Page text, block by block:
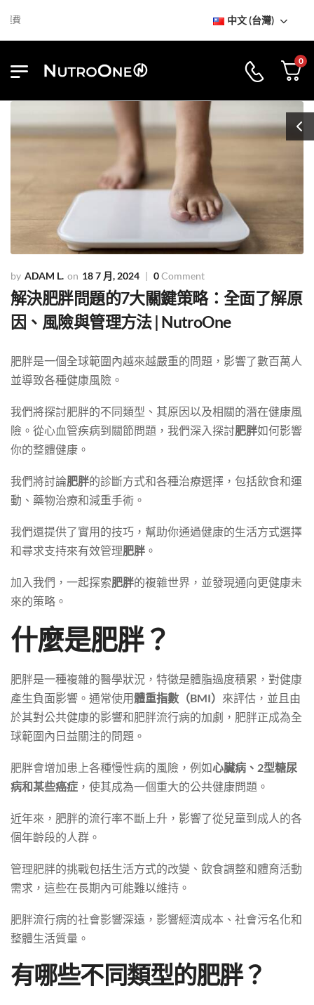
到訪NutroOne陳列室 免基本運費
中文 (台灣)
0
ADAM L. 18 7 月, 2024 0Comment
解決肥胖問題的7大關鍵策略：全面了解原
因、風險與管理方法 | NutroOne
肥胖是一個全球範圍內越來越嚴重的問題，影響了數百萬人
並導致各種健康風險。
我們將探討肥胖的不同類型、其原因以及相關的潛在健康風
險。從心血管疾病到關節問題，我們深入探討肥胖如何影響
你的整體健康。
我們將討論肥胖的診斷方式和各種治療選擇，包括飲食和運
動、藥物治療和減重手術。
我們還提供了實用的技巧，幫助你通過健康的生活方式選擇
和尋求支持來有效管理肥胖 。
加入我們，一起探索肥胖的複雜世界，並發現通向更健康未
來的策略。
什麼是肥胖？
肥胖是一種複雜的醫學狀況，特徵是體脂過度積累，對健康
產生負面影響。通常使用體重指數（BMI） 來評估，並且由
於其對公共健康的影響和肥胖流行病的加劇，肥胖正成為全
球範圍內日益關注的問題。
肥胖會增加患上各種慢性病的風險，例如心臟病、2型糖尿
病和某些癌症 ，使其成為一個重大的公共健康問題。
近年來，肥胖的流行率不斷上升，影響了從兒童到成人的各
個年齡段的人群。
管理肥胖的挑戰包括生活方式的改變、飲食調整和體育活動
需求，這些在長期內可能難以維持。
肥胖流行病的社會影響深遠，影響經濟成本、社會污名化和
整體生活質量。
有哪些不同類型的肥胖？